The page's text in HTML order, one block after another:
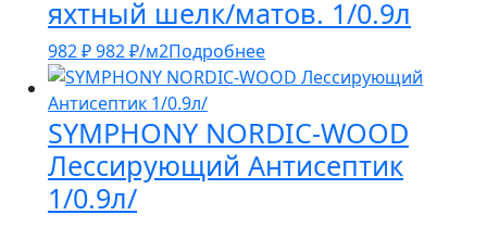
яхтный шелк/матов. 1/0.9л
982₽982₽/м2Подробнее
SYMPHONY NORDIC-WOOD
Лессирующий Антисептик
1/0.9л/